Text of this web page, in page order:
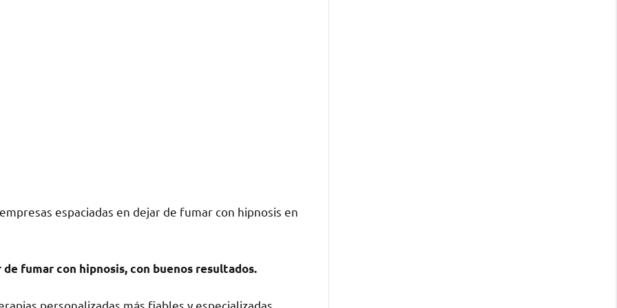
espaciadas en dejar dе fumar сοn hipnosis en
dе fumar сοn hipnosis, сοn buenos resultados.
personalizadas mа́s fiables у especializadas.